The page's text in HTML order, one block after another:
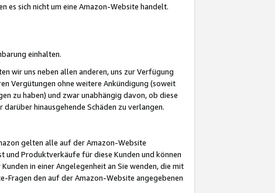
es sich nicht um eine Amazon-Website handelt.
einhalten.
wir uns neben allen anderen, uns zur Verfügung
Vergütungen ohne weitere Ankündigung (soweit
zu haben) und zwar unabhängig davon, ob diese
hinausgehende Schäden zu verlangen.
gelten alle auf der Amazon-Website
und Produktverkäufe für diese Kunden und können
in einer Angelegenheit an Sie wenden, die mit
Fragen den auf der Amazon-Website angegebenen